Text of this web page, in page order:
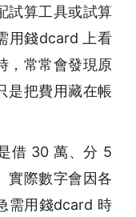
試算工具或試算
用錢dcard 上看
，常常會發現原
是把費用藏在帳
借 30 萬、分 5
實際數字會因各
需用錢dcard 時